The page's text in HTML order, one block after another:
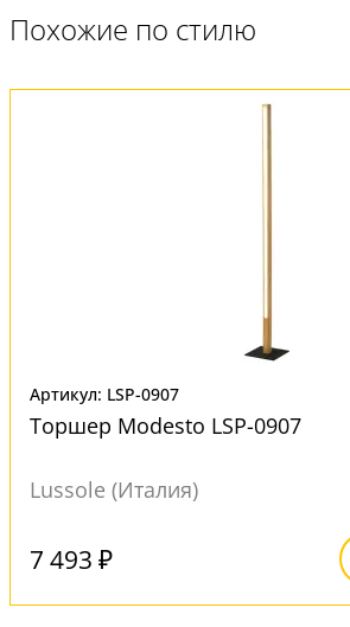
Похожие по стилю
Артикул: LSP-0907
Торшер Modesto LSP-0907
Lussole (Италия)
7 493 ₽